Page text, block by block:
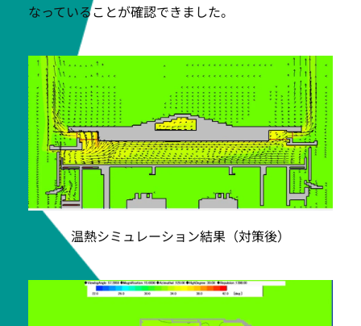
なっていることが確認できました。
温熱シミュレーション結果（対策後）